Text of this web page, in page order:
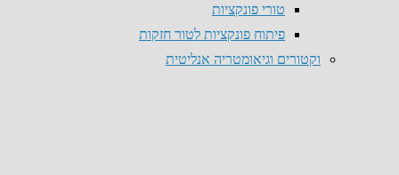
טורי פונקציות
פיתוח פונקציות לטור חזקות
וקטורים וגיאומטריה אנליטית